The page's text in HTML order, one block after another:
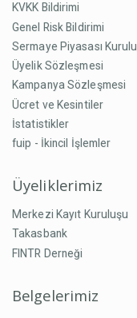
KVKK Bildirimi
Genel Risk Bildirimi
Sermaye Piyasası Kurulu
Üyelik Sözleşmesi
Kampanya Sözleşmesi
Ücret ve Kesintiler
İstatistikler
fuip - İkincil İşlemler
Üyeliklerimiz
Merkezi Kayıt Kuruluşu
Takasbank
FINTR Derneği
Belgelerimiz